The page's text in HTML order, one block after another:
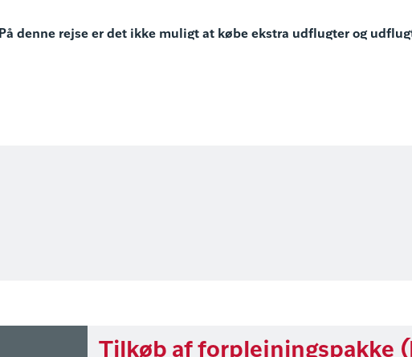
På denne rejse er det ikke muligt at købe ekstra udflugter og
Tilkøb af forplejningspakke